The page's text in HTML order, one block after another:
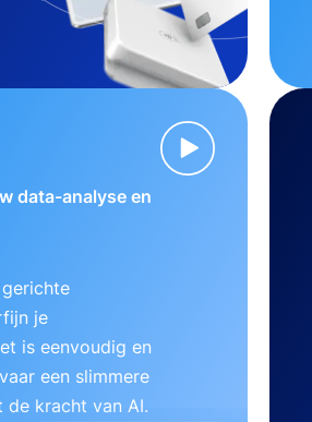
data-analyse en
je
is eenvoudig en
een slimmere
de kracht van AI.